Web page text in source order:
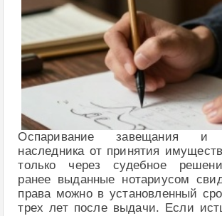
Оспаривание завещания и
наследника от принятия
только через судебное
ранее выданные нотариусом
права можно в установленный
трех лет после выдачи. Если